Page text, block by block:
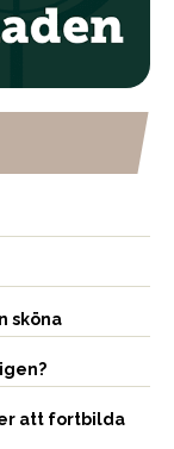
sköna
att fortbilda